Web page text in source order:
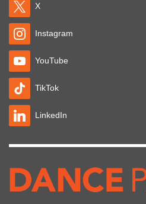
X
Instagram
YouTube
TikTok
LinkedIn